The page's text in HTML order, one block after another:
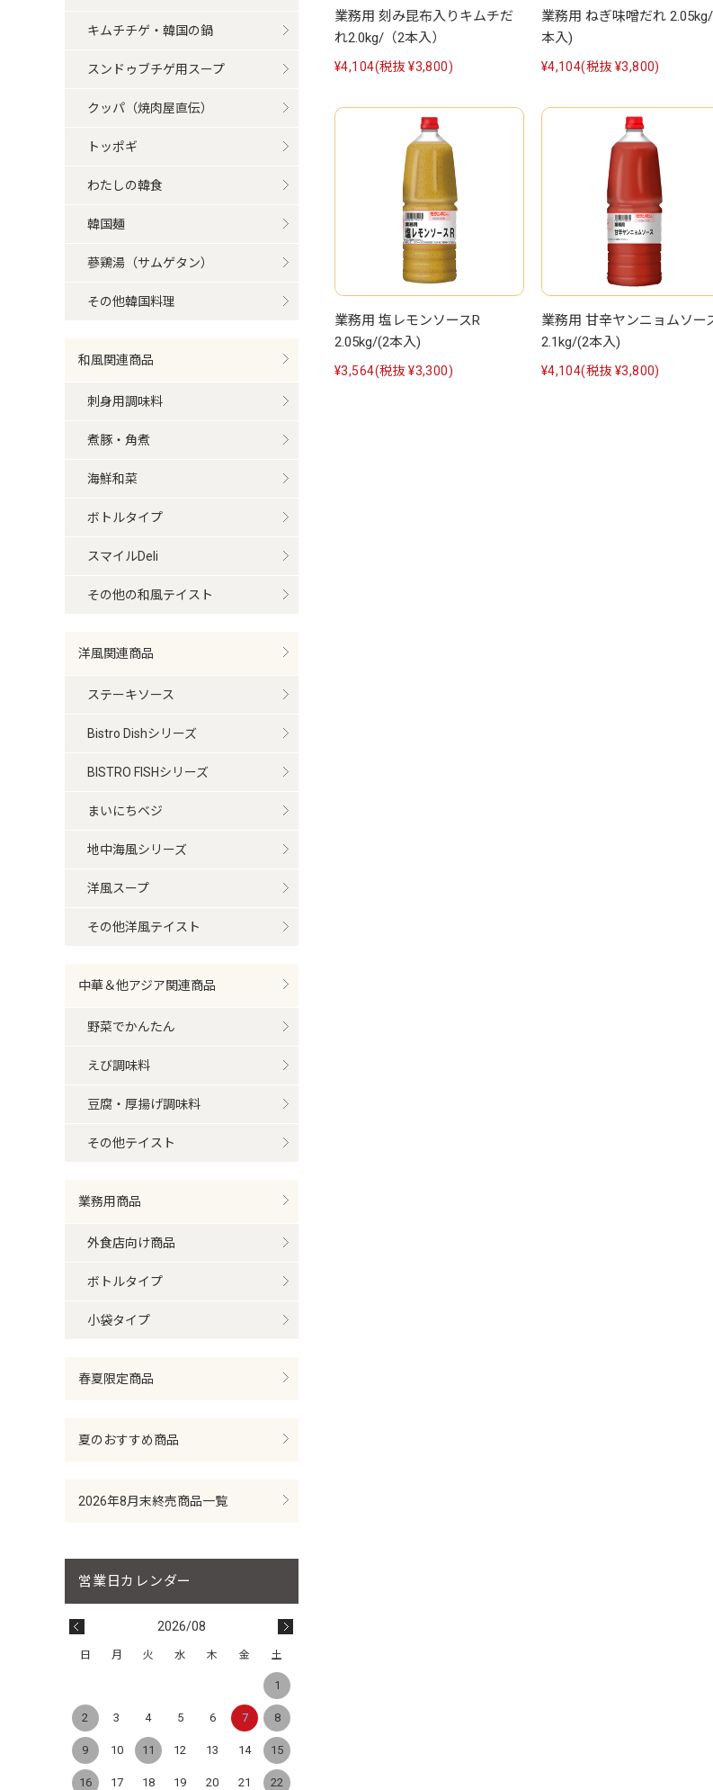
業務用 刻み昆布入りキムチだ
れ2.0kg/（2本入）
¥4,104(税抜 ¥3,800)
業務用 ねぎ味噌だれ
本入)
¥4,104(税抜 ¥3,800)
業務用 塩レモンソースR
2.05kg/(2本入)
¥3,564(税抜 ¥3,300)
業務用 甘辛ヤンニョムソー
2.1kg/(2本入)
¥4,104(税抜 ¥3,800)
キムチチゲ・韓国の鍋
スンドゥブチゲ用スープ
クッパ（焼肉屋直伝）
トッポギ
わたしの韓食
韓国麺
蔘鶏湯（サムゲタン）
その他韓国料理
和風関連商品
刺身用調味料
煮豚・角煮
海鮮和菜
ボトルタイプ
スマイルDeli
その他の和風テイスト
洋風関連商品
ステーキソース
Bistro Dishシリーズ
BISTRO FISHシリーズ
まいにちベジ
地中海風シリーズ
洋風スープ
その他洋風テイスト
中華＆他アジア関連商品
野菜でかんたん
えび調味料
豆腐・厚揚げ調味料
その他テイスト
業務用商品
外食店向け商品
ボトルタイプ
小袋タイプ
春夏限定商品
夏のおすすめ商品
2026年8月末終売商品一覧
2026/08
日 月 火 水 木 金 土
1
2 3 4 5 6 7 8
9 10 11 12 13 14 15
16 17 18 19 20 21 22